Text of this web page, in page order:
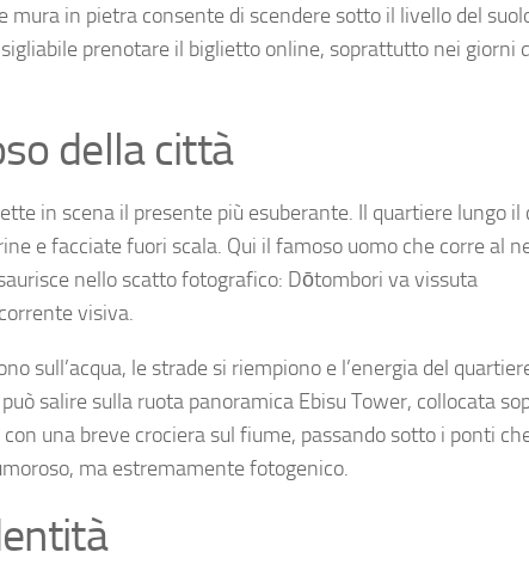
in pietra consente di scendere sotto il livello del
prenotare il biglietto online, soprattutto nei giorni
della città
in scena il presente più esuberante. Il quartiere lungo il
e facciate fuori scala. Qui il famoso uomo che corre al
nello scatto fotografico: Dōtombori va vissuta
visiva.
sull’acqua, le strade si riempiono e l’energia del
salire sulla ruota panoramica Ebisu Tower, collocata
una breve crociera sul fiume, passando sotto i ponti
ma estremamente fotogenico.